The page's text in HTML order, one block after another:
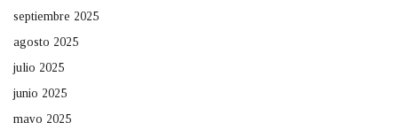
septiembre 2025
agosto 2025
julio 2025
junio 2025
mayo 2025